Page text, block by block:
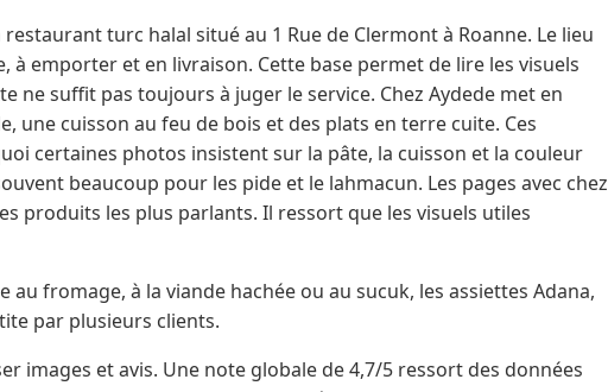
turc halal situé au 1 Rue de Clermont à Roanne. Le lieu
emporter et en livraison. Cette base permet de lire les visuels
ne suffit pas toujours à juger le service. Chez Aydede met en
une cuisson au feu de bois et des plats en terre cuite. Ces
certaines photos insistent sur la pâte, la cuisson et la couleur
beaucoup pour les pide et le lahmacun. Les pages avec chez
produits les plus parlants. Il ressort que les visuels utiles
au fromage, à la viande hachée ou au sucuk, les assiettes Adana,
par plusieurs clients.
images et avis. Une note globale de 4,7/5 ressort des données